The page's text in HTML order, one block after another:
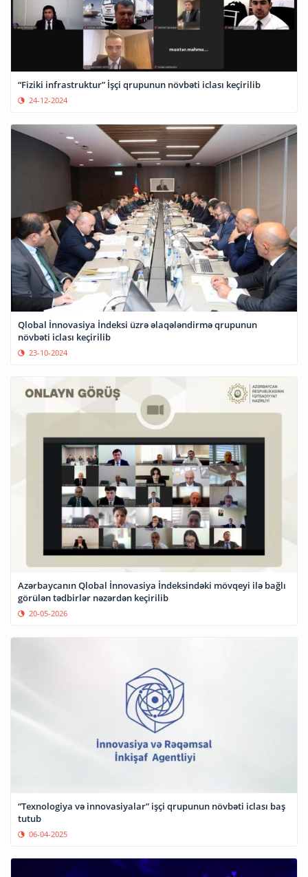
“Fiziki infrastruktur” İşçi qrupunun növbəti iclası keçirilib
24-12-2024
Qlobal İnnovasiya İndeksi üzrə əlaqələndirmə qrupunun
növbəti iclası keçirilib
23-10-2024
Azərbaycanın Qlobal İnnovasiya İndeksindəki mövqeyi ilə bağlı
görülən tədbirlər nəzərdən keçirilib
20-05-2026
“Texnologiya və innovasiyalar” işçi qrupunun növbəti iclası baş
tutub
06-04-2025